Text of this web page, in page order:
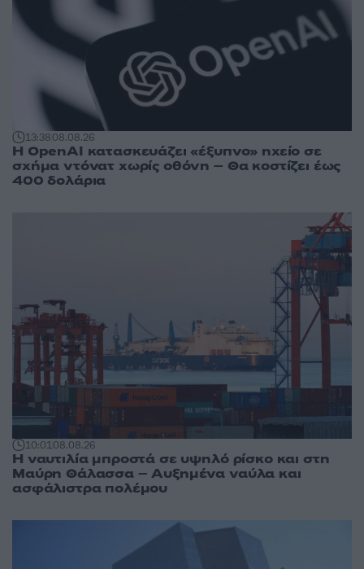
13:3808.08.26
Η OpenAI κατασκευάζει «έξυπνο» ηχείο σε
σχήμα ντόνατ χωρίς οθόνη – Θα κοστίζει έως
400 δολάρια
10:0108.08.26
Η ναυτιλία μπροστά σε υψηλό ρίσκο και στη
Μαύρη Θάλασσα – Αυξημένα ναύλα και
ασφάλιστρα πολέμου